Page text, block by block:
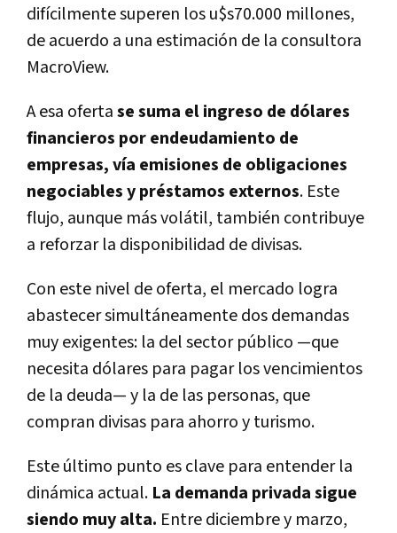
difícilmente superen los u$s70.000 millones,
de acuerdo a una estimación de la consultora
MacroView.
A esa ofertase suma el ingreso de dólares
financieros por endeudamiento de
empresas, vía emisiones de obligaciones
negociables y préstamos externos. Este
flujo, aunque más volátil, también contribuye
a reforzar la disponibilidad de divisas.
Con este nivel de oferta, el mercado logra
abastecer simultáneamente dos demandas
muy exigentes: la del sector público —que
necesita dólares para pagar los vencimientos
de la deuda— y la de las personas, que
compran divisas para ahorro y turismo.
Este último punto es clave para entender la
dinámica actual. La demanda privada sigue
siendo muy alta. Entre diciembre y marzo,